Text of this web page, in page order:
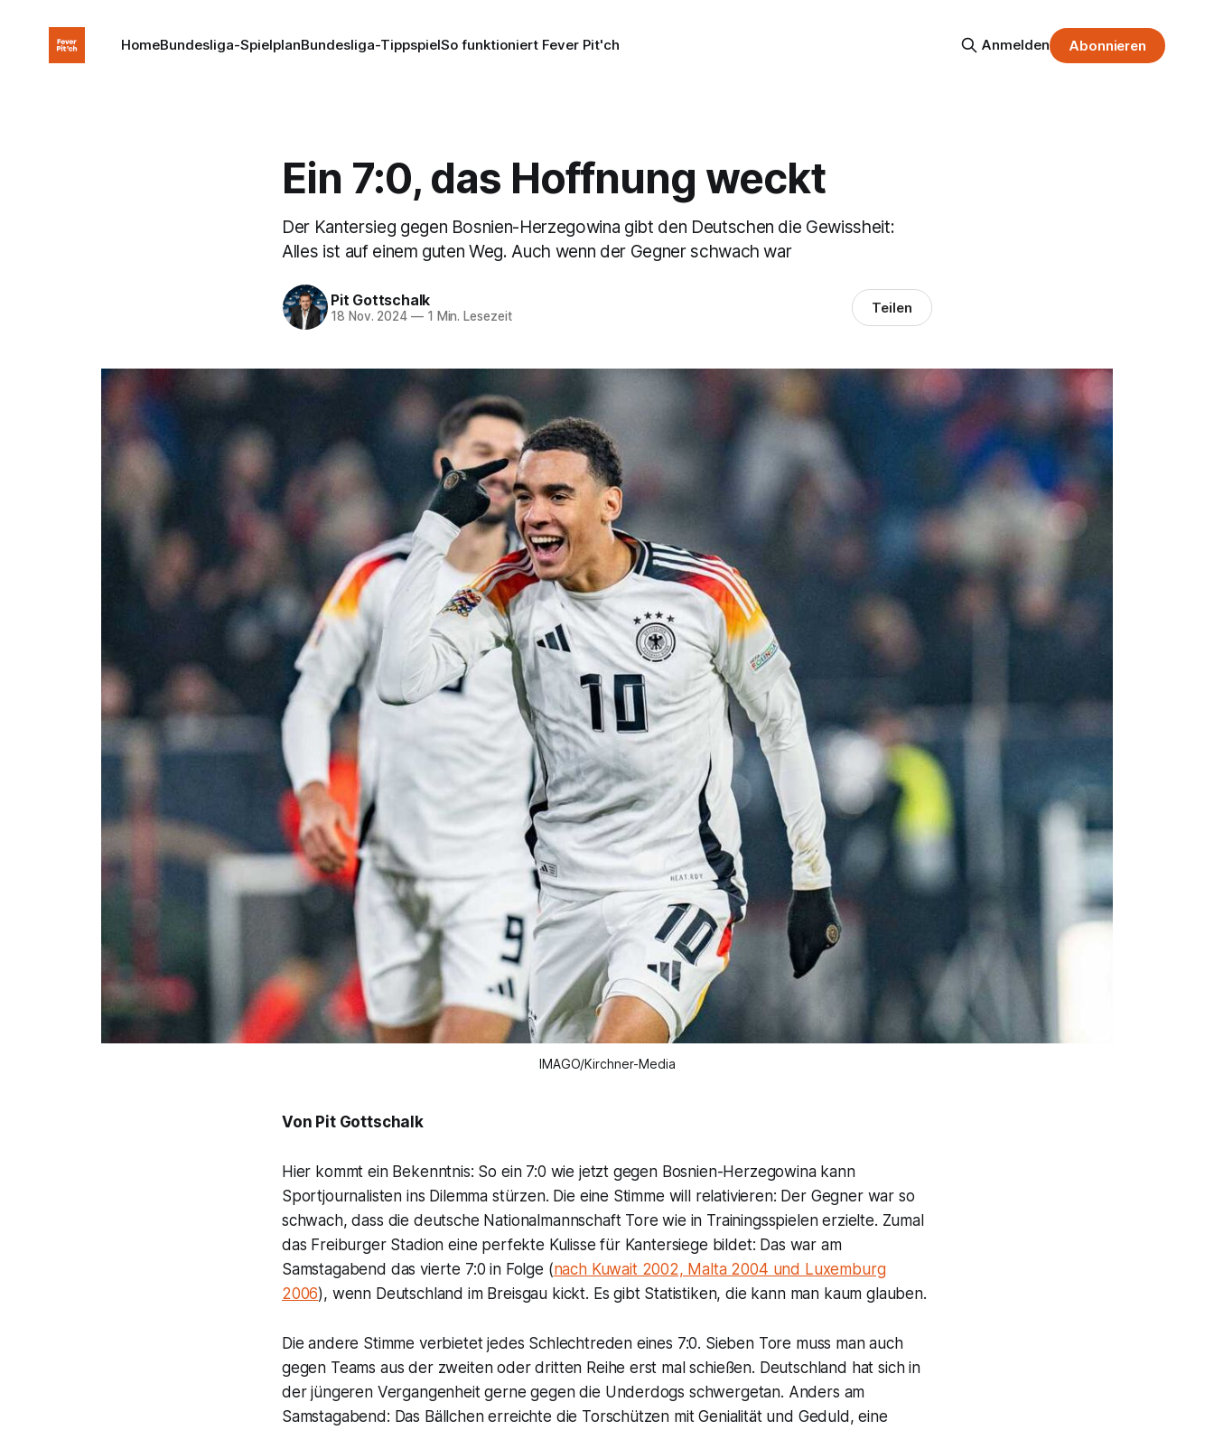
HomeBundesliga-SpielplanBundesliga-TippspielSo funktioniert Fever Pit'ch Anmelden Abonnieren
Ein 7:0, das Hoffnung weckt
Der Kantersieg gegen Bosnien-Herzegowina gibt den Deutschen die Gewissheit:
Alles ist auf einem guten Weg. Auch wenn der Gegner schwach war
Pit Gottschalk
18 Nov. 2024 —1 Min. Lesezeit Teilen
IMAGO/Kirchner-Media
Von Pit Gottschalk
Hier kommt ein Bekenntnis: So ein 7:0 wie jetzt gegen Bosnien-Herzegowina kann
Sportjournalisten ins Dilemma stürzen. Die eine Stimme will relativieren: Der Gegner war so
schwach, dass die deutsche Nationalmannschaft Tore wie in Trainingsspielen erzielte. Zumal
das Freiburger Stadion eine perfekte Kulisse für Kantersiege bildet: Das war am
Samstagabend das vierte 7:0 in Folge (nach Kuwait 2002, Malta 2004 und Luxemburg
2006), wenn Deutschland im Breisgau kickt. Es gibt Statistiken, die kann man kaum glauben.
Die andere Stimme verbietet jedes Schlechtreden eines 7:0. Sieben Tore muss man auch
gegen Teams aus der zweiten oder dritten Reihe erst mal schießen. Deutschland hat sich in
der jüngeren Vergangenheit gerne gegen die Underdogs schwergetan. Anders am
Samstagabend: Das Bällchen erreichte die Torschützen mit Genialität und Geduld, eine